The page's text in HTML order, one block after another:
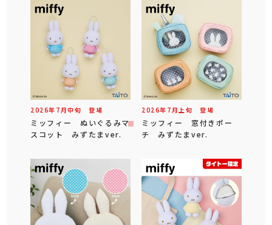
2026年 7 月中旬 登場
ミッフィー ぬいぐるみマ
スコット みずたまver.
2026年 7 月 上旬 登場
ミッフィー 窓付きポー
チ みずたまver.